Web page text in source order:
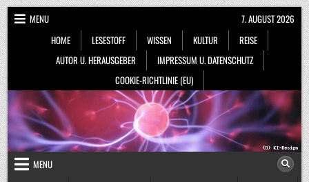
Skip
to
content
MENU
HOME
LESESTOFF WISSEN KULTUR
REISE
AUTOR U. HERAUSGEBER
IMPRESSUM U. DATENSCHUTZ
COOKIE-RICHTLINIE (EU)
7. AUGUST 2026
MENU